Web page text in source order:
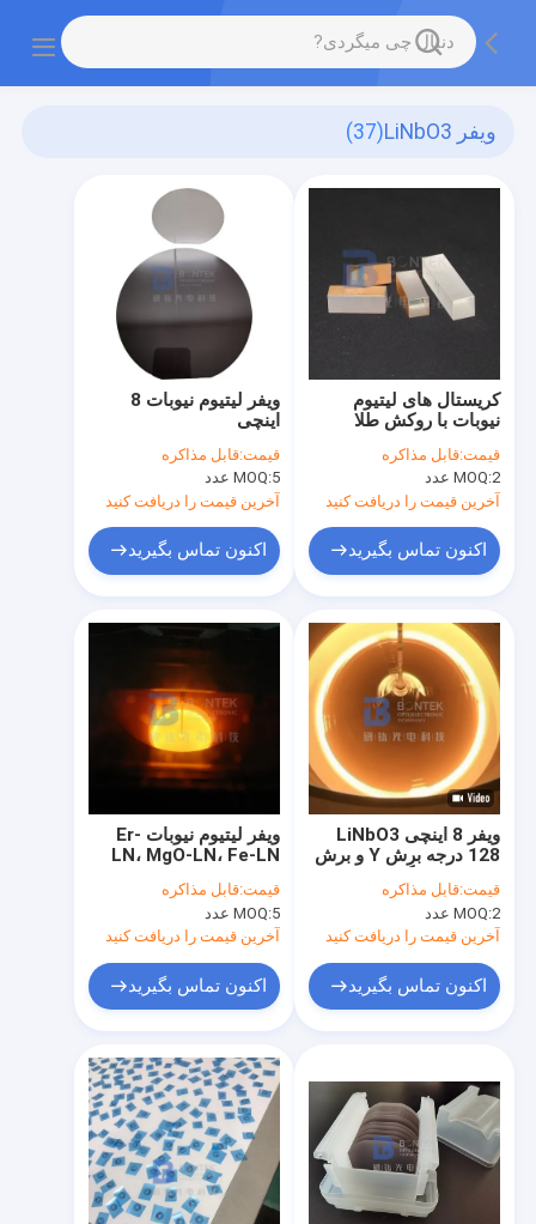
ویفر LiNbO3 (37)
ویفر لیتیوم نیوبات 8
اینچی
قیمت:قابل مذاکره
MOQ:5 عدد
آخرین قیمت را دریافت کنید
اکنون تماس بگیرید
کریستال های لیتیوم
نیوبات با روکش طلا
قیمت:قابل مذاکره
MOQ:2 عدد
آخرین قیمت را دریافت کنید
اکنون تماس بگیرید
ویفر لیتیوم نیوبات Er-
LN، MgO-LN، Fe-LN
قیمت:قابل مذاکره
MOQ:5 عدد
آخرین قیمت را دریافت کنید
اکنون تماس بگیرید
ویفر 8 اینچی LiNbO3
128 درجه برش Y و برش
صوتی سطحی
قیمت:قابل مذاکره
MOQ:2 عدد
آخرین قیمت را دریافت کنید
اکنون تماس بگیرید